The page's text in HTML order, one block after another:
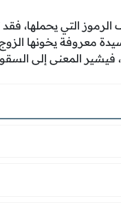
التي يحملها، فقد
معروفة يخونها
فيشير المعنى إلى